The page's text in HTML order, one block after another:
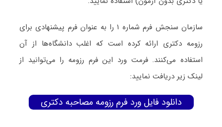
سازمان سنجش فرم شماره ۱ را به عنوان فرم پیشنهادی برای
رزومه دکتری ارائه کرده است که اغلب دانشگاه‌ها از آن
استفاده می‌کنند. فرمت ورد این فرم رزومه را می‌توانید از
لینک زیر دریافت نمایید:
دانلود فایل ورد فرم رزومه مصاحبه دکتری